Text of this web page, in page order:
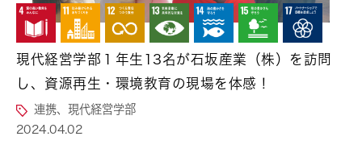
現代経営学部１年生13名が石坂産業（株）を訪問
し、資源再生・環境教育の現場を体感！
連携、現代経営学部
2024.04.02